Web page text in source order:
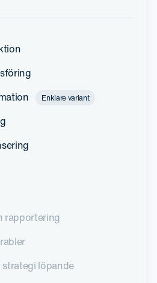
Enklare variant
rapportering
löpande